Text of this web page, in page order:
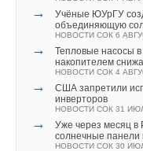
→
Учёные ЮУрГУ
объединяющую
НОВОСТИ СОК 6
→
Тепловые насосы в
накопителем
НОВОСТИ СОК 4
→
США запретили
инверторов
НОВОСТИ СОК 31
→
Уже через месяц в
солнечные
НОВОСТИ СОК 30
90 кг/м³) — защищает
и возможных
независимым
верхний слой плит
стойкостью к эмиссии
обеспечивает долгий
фасадной системы.